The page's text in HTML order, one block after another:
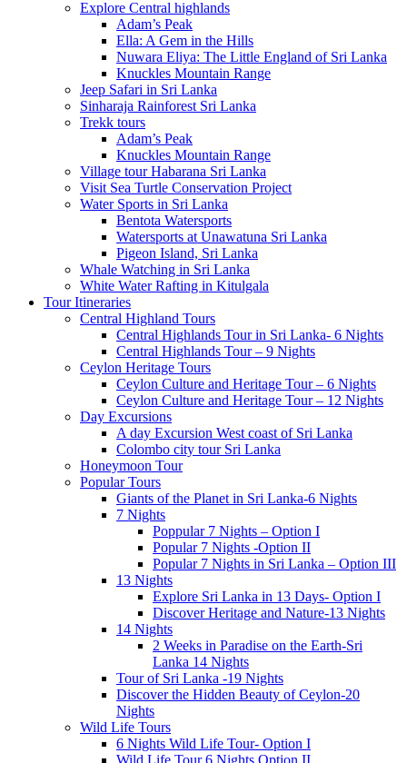
Explore Central highlands
Adam’s Peak
Ella: A Gem in the Hills
Nuwara Eliya: The Little England of Sri Lanka
Knuckles Mountain Range
Jeep Safari in Sri Lanka
Sinharaja Rainforest Sri Lanka
Trekk tours
Adam’s Peak
Knuckles Mountain Range
Village tour Habarana Sri Lanka
Visit Sea Turtle Conservation Project
Water Sports in Sri Lanka
Bentota Watersports
Watersports at Unawatuna Sri Lanka
Pigeon Island, Sri Lanka
Whale Watching in Sri Lanka
White Water Rafting in Kitulgala
Tour Itineraries
Central Highland Tours
Central Highlands Tour in Sri Lanka- 6 Nights
Central Highlands Tour – 9 Nights
Ceylon Heritage Tours
Ceylon Culture and Heritage Tour – 6 Nights
Ceylon Culture and Heritage Tour – 12 Nights
Day Excursions
A day Excursion West coast of Sri Lanka
Colombo city tour Sri Lanka
Honeymoon Tour
Popular Tours
Giants of the Planet in Sri Lanka-6 Nights
7 Nights
Poppular 7 Nights – Option I
Popular 7 Nights -Option II
Popular 7 Nights in Sri Lanka – Option III
13 Nights
Explore Sri Lanka in 13 Days- Option I
Discover Heritage and Nature-13 Nights
14 Nights
2 Weeks in Paradise on the Earth-Sri
Lanka 14 Nights
Tour of Sri Lanka -19 Nights
Discover the Hidden Beauty of Ceylon-20
Nights
Wild Life Tours
6 Nights Wild Life Tour- Option I
Wild Life Tour 6 Nights Option II